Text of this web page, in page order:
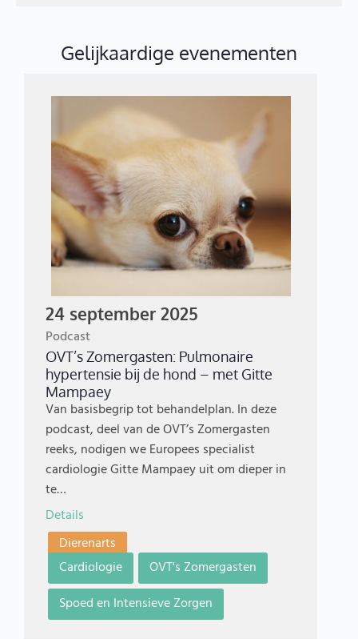
Gelijkaardige evenementen
24 september 2025
Podcast
OVT’s Zomergasten: Pulmonaire
hypertensie bij de hond – met Gitte
Mampaey
Van basisbegrip tot behandelplan. In deze
podcast, deel van de OVT’s Zomergasten
reeks, nodigen we Europees specialist
cardiologie Gitte Mampaey uit om dieper in
te…
Details
Dierenarts
Cardiologie
OVT's Zomergasten
Spoed en Intensieve Zorgen